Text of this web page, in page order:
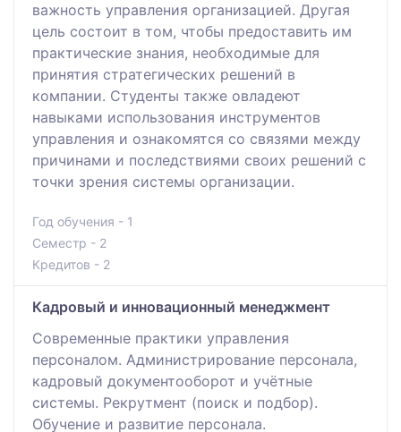
важность управления организацией. Другая
цель состоит в том, чтобы предоставить им
практические знания, необходимые для
принятия стратегических решений в
компании. Студенты также овладеют
навыками использования инструментов
управления и ознакомятся со связями между
причинами и последствиями своих решений с
точки зрения системы организации.
Год обучения - 1
Семестр - 2
Кредитов - 2
Кадровый и инновационный менеджмент
Современные практики управления
персоналом. Администрирование персонала,
кадровый документооборот и учётные
системы. Рекрутмент (поиск и подбор).
Обучение и развитие персонала.